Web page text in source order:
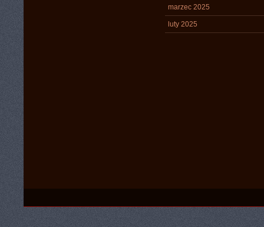
marzec 2025
luty 2025